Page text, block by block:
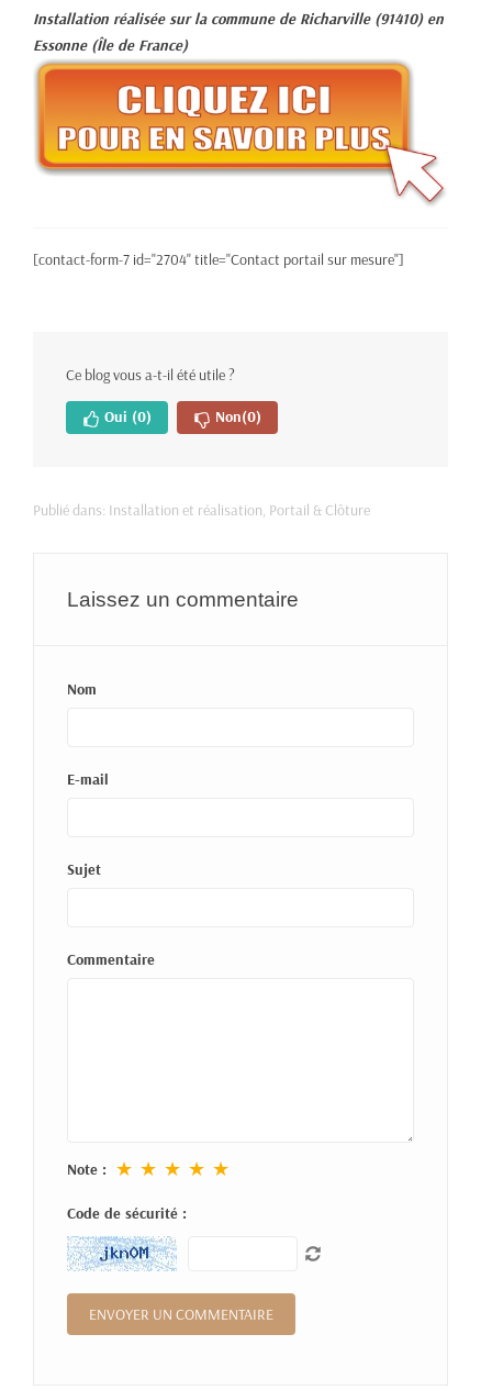
Installation réalisée sur la commune de Richarville (91410) en
Essonne (Île de France)
[contact-form-7 id="2704" title="Contact portail sur mesure"]
Ce blog vous a-t-il été utile ?
Oui (0) Non(0)
Publié dans: Installation et réalisation, Portail & Clôture
Laissez un commentaire
Nom
E-mail
Sujet
Commentaire
Note : ★ ★ ★ ★ ★
Code de sécurité :